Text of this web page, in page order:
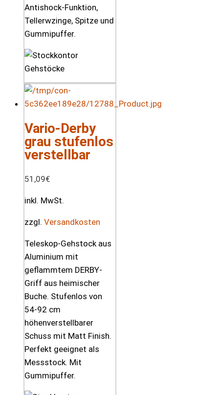
Antishock-Funktion,
Tellerwzinge, Spitze und
Gummipuffer.
Vario-Derby
grau stufenlos
verstellbar
51,09€
inkl. MwSt.
zzgl. Versandkosten
Teleskop-Gehstock aus
Aluminium mit
geflammtem DERBY-
Griff aus heimischer
Buche. Stufenlos von
54-92 cm
höhenverstellbarer
Schuss mit Matt Finish.
Perfekt geeignet als
Messstock. Mit
Gummipuffer.